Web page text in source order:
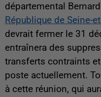
départemental
République de Seine-
devrait fermer le 31
entraînera des
transferts contraints
poste actuellement.
à cette réunion, qui